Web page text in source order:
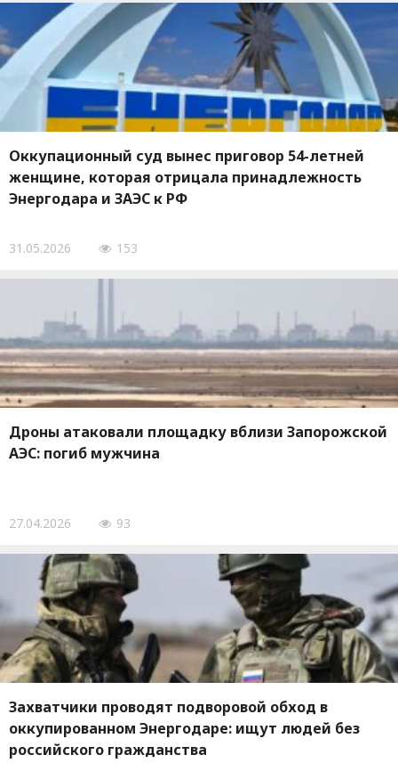
Оккупационный суд вынес приговор 54-летней
женщине, которая отрицала принадлежность
Энергодара и ЗАЭС к РФ
31.05.2026 153
Дроны атаковали площадку вблизи Запорожской
АЭС: погиб мужчина
27.04.2026 93
Захватчики проводят подворовой обход в
оккупированном Энергодаре: ищут людей без
российского гражданства